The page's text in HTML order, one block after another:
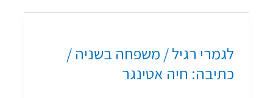
לגמרי רגיל / משפחה בשניה /
כתיבה: חיה אטינגר
/
משפחה